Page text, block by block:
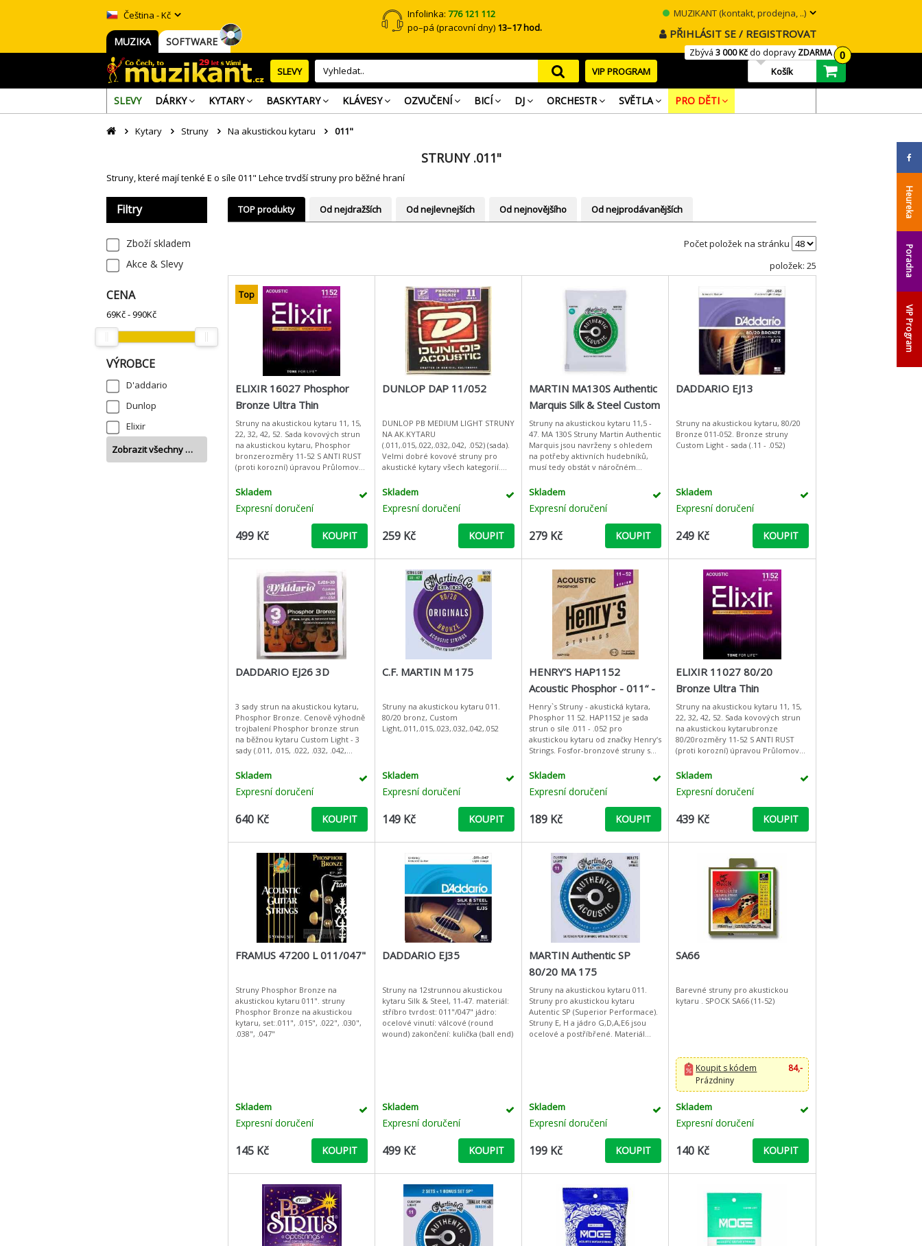
Infolinka:776 121 112
po–pá (pracovní dny) 13–17 hod.
Čeština - Kč MUZIKANT (kontakt, prodejna, ..)
MUZIKA SOFTWARE
PŘIHLÁSIT SE / REGISTROVAT
SLEVY VIP PROGRAM
Zbývá 3 000 Kčdo dopravy ZDARMA 0
Košík
SLEVY DÁRKY KYTARY BASKYTARY KLÁVESY OZVUČENÍ BICÍ DJ ORCHESTR SVĚTLA PRO DĚTI
Heureka
Poradna
VIP Program
Kytary Struny Na akustickou kytaru 011"
STRUNY .011"
Struny, které mají tenké E o síle 011" Lehce trvdší struny pro běžné hraní
Filtry
Zboží skladem
Akce & Slevy
CENA
69Kč -990Kč
VÝROBCE
D'addario
Dunlop
Elixir
Zobrazit všechny …
TOP produkty Od nejdražších Od nejlevnejších Od nejnovějšího Od nejprodávanějších
Počet položek na stránku
položek: 25
Top
ELIXIR 16027 Phosphor
Bronze Ultra Thin
NANOWEB® Coating
Custom Light
Struny na akustickou kytaru 11, 15,
22, 32, 42, 52. Sada kovových strun
na akustickou kytaru, Phosphor
bronzerozměry 11-52 S ANTI RUST
(proti korozní) úpravou Průlomová
zabraňuje korozi
Skladem
Expresní doručení
499 Kč KOUPIT
DUNLOP DAP 11/052
DUNLOP PB MEDIUM LIGHT STRUNY
NA AK.KYTARU
(.011,.015,.022,.032,.042, .052) (sada).
Velmi dobré kovové struny pro
akustické kytary všech kategorií.
z obyčejné kytary nástroj o třídu v
Skladem
Expresní doručení
259 Kč KOUPIT
MARTIN MA130S Authentic
Marquis Silk & Steel Custom
Struny na akustickou kytaru 11,5 -
47. MA 130S Struny Martin Authentic
Marquis jsou navrženy s ohledem
na potřeby aktivních hudebníků,
musí tedy obstát v náročném
zkoušek. Vychází z oblíbe
Skladem
Expresní doručení
279 Kč KOUPIT
DADDARIO EJ13
Struny na akustickou kytaru, 80/20
Bronze 011-052. Bronze struny
Custom Light - sada (.11 - .052)
Skladem
Expresní doručení
249 Kč KOUPIT
DADDARIO EJ26 3D
3 sady strun na akustickou kytaru,
Phosphor Bronze. Cenově výhodně
trojbalení Phosphor bronze strun
na běžnou kytaru Custom Light - 3
sady (.011, .015, .022, .032, .042,
třemi samostatn
Skladem
Expresní doručení
640 Kč KOUPIT
C.F. MARTIN M 175
Struny na akustickou kytaru 011.
80/20 bronz, Custom
Light,.011,.015,.023,.032,.042,.052
Skladem
Expresní doručení
149 Kč KOUPIT
HENRY’S HAP1152
Acoustic Phosphor - 011“ -
052“
Henry`s Struny - akustická kytara,
Phosphor 11 52. HAP1152 je sada
strun o síle .011 - .052 pro
akustickou kytaru od značky Henry‘s
Strings. Fosfor-bronzové struny s
vinutí a zakončení
Skladem
Expresní doručení
189 Kč KOUPIT
ELIXIR 11027 80/20
Bronze Ultra Thin
NANOWEB® Coating
Custom Light
Struny na akustickou kytaru 11, 15,
22, 32, 42, 52. Sada kovových strun
na akustickou kytarubronze
80/20rozměry 11-52 S ANTI RUST
(proti korozní) úpravou Průlomová
zabraňuje korozi a pr
Skladem
Expresní doručení
439 Kč KOUPIT
FRAMUS 47200 L 011/047"
Struny Phosphor Bronze na
akustickou kytaru 011". struny
Phosphor Bronze na akustickou
kytaru, set:.011", .015", .022", .030",
.038", .047"
Skladem
Expresní doručení
145 Kč KOUPIT
DADDARIO EJ35
Struny na 12strunnou akustickou
kytaru Silk & Steel, 11-47. materiál:
stříbro tvrdost: 011"/047" jádro:
ocelové vinutí: válcové (round
wound) zakončení: kulička (ball end)
Skladem
Expresní doručení
499 Kč KOUPIT
MARTIN Authentic SP
80/20 MA 175
Struny na akustickou kytaru 011.
Struny pro akustickou kytaru
Autentic SP (Superior Performace).
Struny E, H a jádro G,D,A,E6 jsou
ocelové a postříbřené. Materiál
Skladem
Expresní doručení
199 Kč KOUPIT
SA66
Barevné struny pro akustickou
kytaru . SPOCK SA66 (11-52)
Koupit s kódem
84,-
Prázdniny
Skladem
Expresní doručení
140 Kč KOUPIT